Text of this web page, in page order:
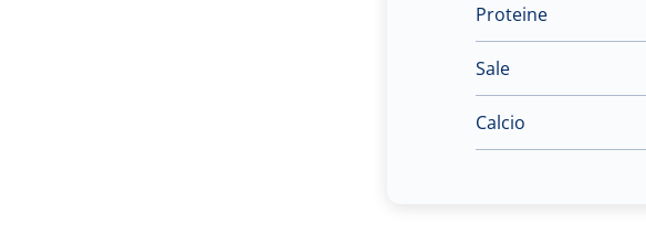
Proteine
Sale
Calcio